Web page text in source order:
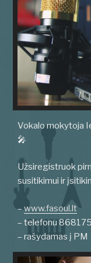
Vokalo mokytoja
🎤
Užsiregistruok
susitikimui ir
–www.fasoul.lt
– telefonu
– rašydamas į PM